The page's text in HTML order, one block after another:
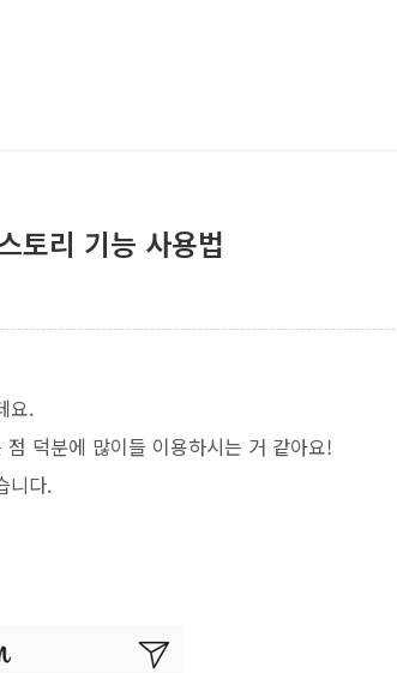
토리 기능 사용법
요.
덕분에 많이들 이용하시는 거 같아요!
니다.